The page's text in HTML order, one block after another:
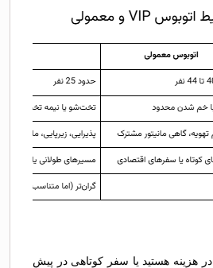
هزینه هستید یا سفر کوتاهی در پیش